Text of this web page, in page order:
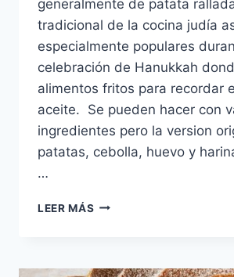
generalmente de patata
tradicional de la cocina judía
especialmente populares
celebración de Hanukkah
alimentos fritos para recordar
aceite. Se pueden hacer con
ingredientes pero la version
patatas, cebolla, huevo y
…
LEER MÁS LATKES
ESPINACA